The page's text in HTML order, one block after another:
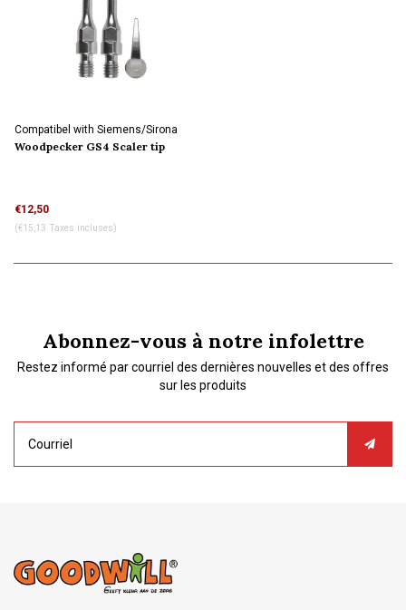
Compatibel with Siemens/Sirona
connection
Woodpecker GS4 Scaler tip
€12,50
(€15,13 Taxes incluses)
Abonnez-vous à notre infolettre
Restez informé par courriel des dernières nouvelles et des offres
sur les produits